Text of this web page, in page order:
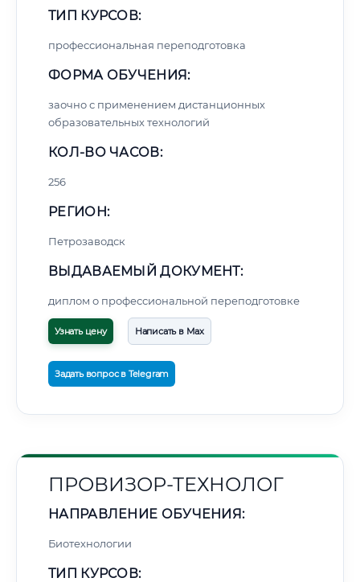
ТИП КУРСОВ:
профессиональная переподготовка
ФОРМА ОБУЧЕНИЯ:
заочно с применением дистанционных
образовательных технологий
КОЛ-ВО ЧАСОВ:
256
РЕГИОН:
Петрозаводск
ВЫДАВАЕМЫЙ ДОКУМЕНТ:
диплом о профессиональной переподготовке
Узнать цену Написать в Max
Задать вопрос в Telegram
ПРОВИЗОР-ТЕХНОЛОГ
НАПРАВЛЕНИЕ ОБУЧЕНИЯ:
Биотехнологии
ТИП КУРСОВ: